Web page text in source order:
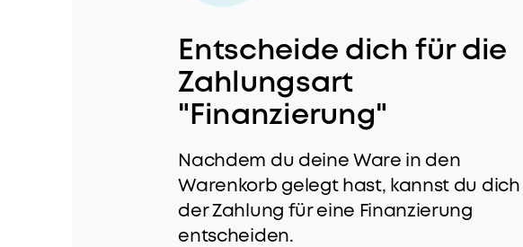
Entscheide dich für die
Zahlungsart
"Finanzierung"
Nachdem du deine Ware in den
Warenkorb gelegt hast, kannst du dich
der Zahlung für eine Finanzierung
entscheiden.